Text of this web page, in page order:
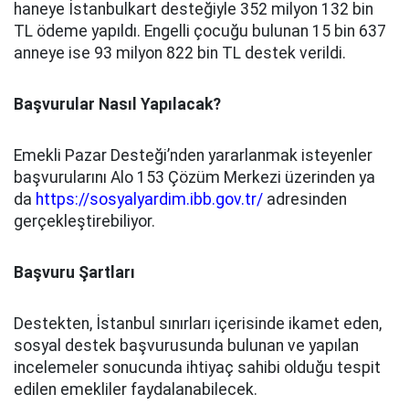
haneye İstanbulkart desteğiyle 352 milyon 132 bin
TL ödeme yapıldı. Engelli çocuğu bulunan 15 bin 637
anneye ise 93 milyon 822 bin TL destek verildi.
Başvurular Nasıl Yapılacak?
Emekli Pazar Desteği’nden yararlanmak isteyenler
başvurularını Alo 153 Çözüm Merkezi üzerinden ya
da https://sosyalyardim.ibb.gov.tr/ adresinden
gerçekleştirebiliyor.
Başvuru Şartları
Destekten, İstanbul sınırları içerisinde ikamet eden,
sosyal destek başvurusunda bulunan ve yapılan
incelemeler sonucunda ihtiyaç sahibi olduğu tespit
edilen emekliler faydalanabilecek.